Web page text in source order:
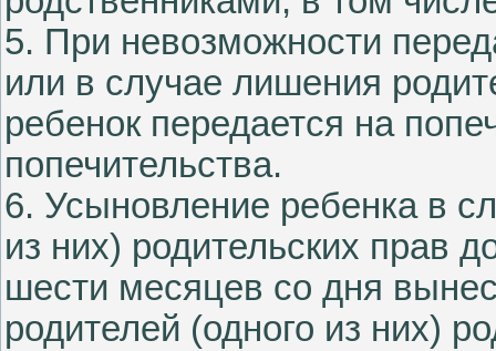
5. При невозможности
или в случае лишения
ребенок передается на
попечительства.
6. Усыновление ребенка в
из них) родительских прав
шести месяцев со дня
родителей (одного из них)